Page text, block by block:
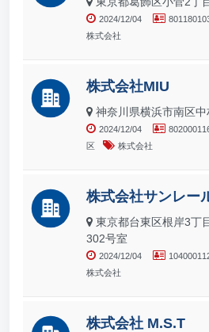
2024/12/04
株式会社
株式会社MIU
神奈川県横浜市南区
2024/12/04
区
株式会社
株式会社サンレー
東京都台東区根岸3丁
302号室
2024/12/04
株式会社
株式会社 M.S.T